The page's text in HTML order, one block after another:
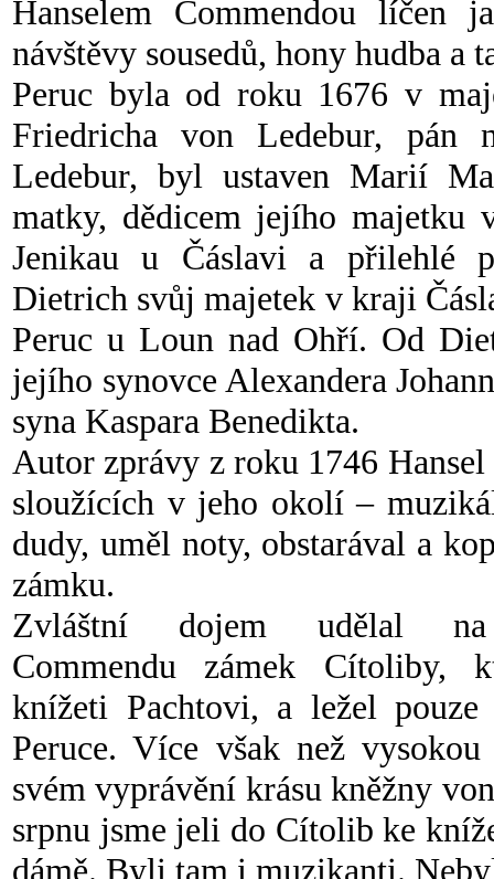
Hanselem Commendou líčen
návštěvy sousedů, hony hudba a
Peruc byla od roku 1676 v
Friedricha von Ledebur,
Ledebur, byl ustaven Marií
matky, dědicem jejího majetku
Jenikau u Čáslavi a přilehlé
Dietrich svůj majetek v kraji
Peruc u Loun nad Ohří. Od
jejího synovce Alexandera
syna Kaspara Benedikta.
Autor zprávy z roku 1746
sloužících v jeho okolí –
dudy, uměl noty, obstarával a
zámku.
Zvláštní dojem udělal na
Commendu zámek Cítoliby,
knížeti Pachtovi, a ležel
Peruce. Více však než
svém vyprávění krásu kněžny
srpnu jsme jeli do Cítolib ke
dámě. Byli tam i muzikanti.